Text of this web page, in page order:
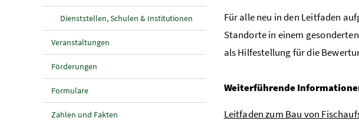
Dienststellen, Schulen & Institutionen
Veranstaltungen
Förderungen
Formulare
Zahlen und Fakten
Für alle neu in den Leitfaden
Standorte in einem
als Hilfestellung für die
Weiterführende
Leitfaden zum Bau von